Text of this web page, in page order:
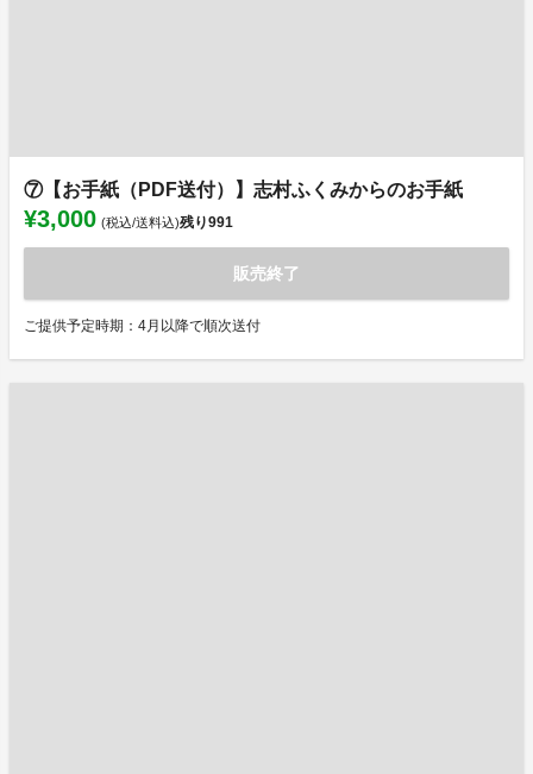
⑦【お手紙（PDF送付）】志村ふくみからのお手紙
¥3,000 (税込/送料込)残り991
販売終了
ご提供予定時期：4月以降で順次送付